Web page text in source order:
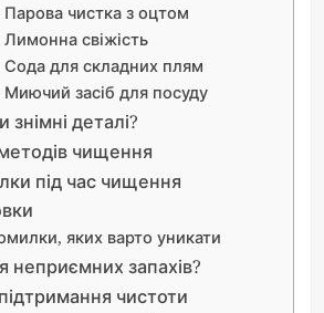
чистка з оцтом
свіжість
для складних плям
засіб для посуду
деталі?
чищення
під час чищення
яких варто уникати
неприємних запахів?
чистоти